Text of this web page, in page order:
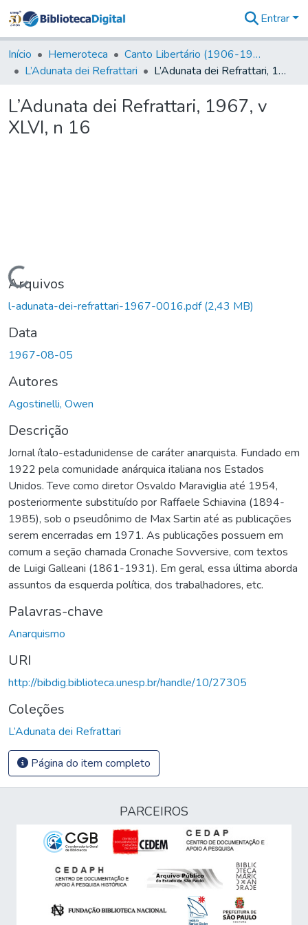
&
Coleções
Tudo na
Digital
Entrar
Início Hemeroteca
Canto Libertário (1906-1995)
L’Adunata dei Refrattari
L’Adunata dei Refrattari, 1967, v XLVI, n 16
L’Adunata dei Refrattari, 1967, v
XLVI, n 16
Carregando...
Arquivos
l-adunata-dei-refrattari-1967-0016.pdf(2,43 MB)
Data
1967-08-05
Autores
Agostinelli, Owen
Descrição
Jornal ítalo-estadunidense de caráter anarquista. Fundado em
1922 pela comunidade anárquica italiana nos Estados
Unidos. Teve como diretor Osvaldo Maraviglia até 1954,
posteriormente substituído por Raffaele Schiavina (1894-
1985), sob o pseudônimo de Max Sartin até as publicações
serem encerradas em 1971. As publicações possuem em
comum a seção chamada Cronache Sovversive, com textos
de Luigi Galleani (1861-1931). Em geral, essa última aborda
assuntos da esquerda política, dos trabalhadores, etc.
Palavras-chave
Anarquismo
URI
http://bibdig.biblioteca.unesp.br/handle/10/27305
Coleções
L’Adunata dei Refrattari
Página do item completo
PARCEIROS